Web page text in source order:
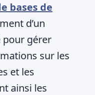
bases de
d’un
pour gérer
sur les
et les
ainsi les